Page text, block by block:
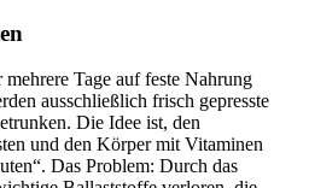
Tage auf feste Nahrung
ausschließlich frisch gepresste
Die Idee ist, den
und den Körper mit Vitaminen
Das Problem: Durch das